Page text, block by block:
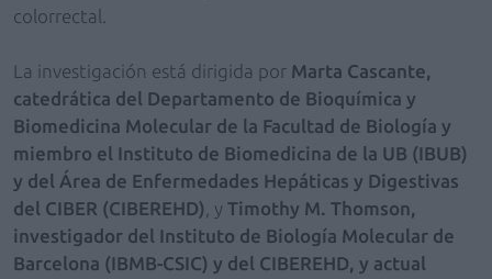
colorrectal.
La investigación está dirigida por Marta Cascante,
catedrática del Departamento de Bioquímica y
Biomedicina Molecular de la Facultad de Biología y
miembro el Instituto de Biomedicina de la UB (IBUB)
y del Área de Enfermedades Hepáticas y Digestivas
del CIBER (CIBEREHD) , y Timothy M. Thomson,
investigador del Instituto de Biología Molecular de
Barcelona (IBMB-CSIC) y del CIBEREHD, y actual